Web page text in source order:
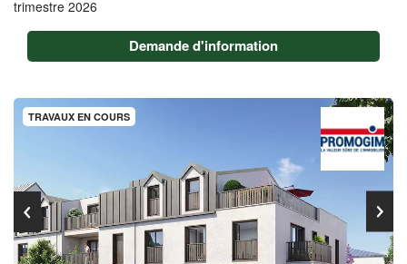
trimestre 2026
Demande d'information
TRAVAUX EN COURS